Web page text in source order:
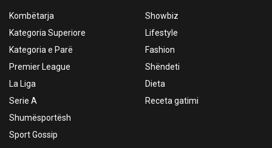
Kombëtarja
Kategoria Superiore
Kategoria e Parë
Premier League
La Liga
Serie A
Shumësportësh
Sport Gossip
Showbiz
Lifestyle
Fashion
Shëndeti
Dieta
Receta gatimi